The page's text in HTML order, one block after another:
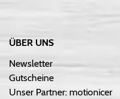
ÜBER UNS
Newsletter
Gutscheine
Unser Partner: motionicer